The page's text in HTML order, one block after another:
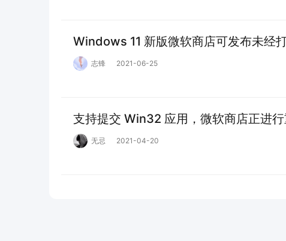
Windows 11 新版微软商店可发布未经
志锋 2021-06-25
支持提交 Win32 应用，微软商店正进
无忌 2021-04-20